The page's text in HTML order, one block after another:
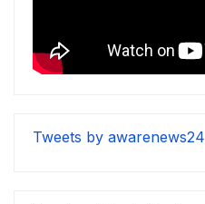
Tweets by awarenews24